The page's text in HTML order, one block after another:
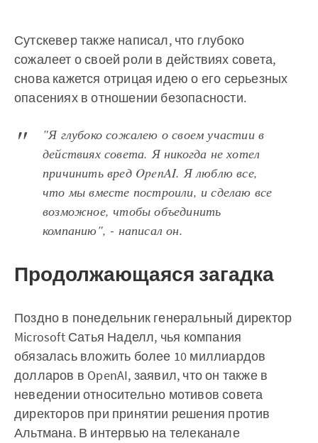
Сутскевер также написал, что глубоко
сожалеет о своей роли в действиях совета,
снова кажется отрицая идею о его серьезных
опасениях в отношении безопасности.
"Я глубоко сожалею о своем участии в
действиях совета. Я никогда не хотел
причинить вред OpenAI. Я люблю все,
что мы вместе построили, и сделаю все
возможное, чтобы объединить
компанию", - написал он.
Продолжающаяся загадка
Поздно в понедельник генеральный директор
Microsoft Сатья Наделл, чья компания
обязалась вложить более 10 миллиардов
долларов в OpenAI, заявил, что он также в
неведении относительно мотивов совета
директоров при принятии решения против
Альтмана. В интервью на телеканале